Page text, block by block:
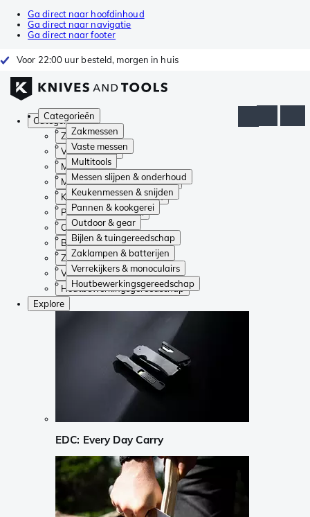
Ga direct naar hoofdinhoud
Ga direct naar navigatie
Ga direct naar footer
Voor 22:00 uur besteld, morgen in huis
Categorieën
Zakmessen
Vaste messen
Multitools
Messen slijpen & onderhoud
Keukenmessen & snijden
Pannen & kookgerei
Outdoor & gear
Bijlen & tuingereedschap
Zaklampen & batterijen
Verrekijkers & monoculairs
Houtbewerkingsgereedschap
Categorieën
Zakmessen
Vaste messen
Multitools
Messen slijpen & onderhoud
Keukenmessen & snijden
Pannen & kookgerei
Outdoor & gear
Bijlen & tuingereedschap
Zaklampen & batterijen
Verrekijkers & monoculairs
Houtbewerkingsgereedschap
Explore
EDC: Every Day Carry